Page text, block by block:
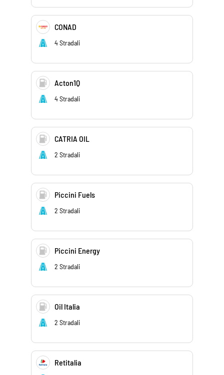
CONAD
4 Stradali
Acton1Q
4 Stradali
CATRIA OIL
2 Stradali
Piccini Fuels
2 Stradali
Piccini Energy
2 Stradali
Oil Italia
2 Stradali
Retitalia